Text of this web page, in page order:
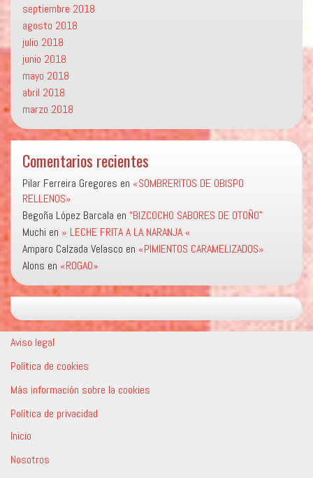
septiembre 2018
agosto 2018
julio 2018
junio 2018
mayo 2018
abril 2018
marzo 2018
Comentarios recientes
Pilar Ferreira Gregores en «SOMBRERITOS DE OBISPO
RELLENOS»
Begoña López Barcala en “BIZCOCHO SABORES DE OTOÑO”
Muchi en » LECHE FRITA A LA NARANJA «
Amparo Calzada Velasco en «PIMIENTOS CARAMELIZADOS»
Alons en «ROGAO»
Aviso legal
Política de cookies
Más información sobre la cookies
Política de privacidad
Inicio
Nosotros